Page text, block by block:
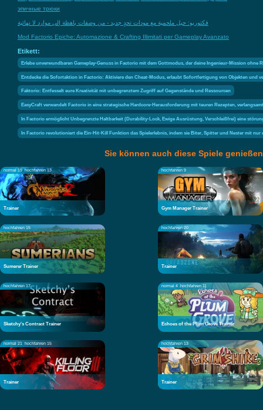
эпичные трюки
فكتوريو: حيل ملحمية مع مودات تحدٍ جديد - من وصفات باهظة إلى موارد لا نهائية
Mod Factorio Epiche: Automazione & Crafting Illimitati per Gameplay Avanzato
Etikett:
Erlebe unverwundbaren Gameplay-Genuss in Factorio mit dem Gottmodus, der deine Ingenieur-Mission ohne
Entdecke die Sofortaktion in Factorio: Aktiviere den Cheat-Modus, erlaubt Sofortfertigung von Objekten und
Faktorio: Entfesselt eure Kreativität mit unbegrenztem Zugriff auf Gegenstände und Ressourcen
EasyCraft verwandelt Factorio in eine strategische Hardcore-Herausforderung mit teuren Rezepten,
In Factorio ermöglicht Unbegrenzte Haltbarkeit (Durability-Lock, Ewige Ausrüstung, Verschleißfrei) eine
In Factorio revolutioniert die Ein-Hit-Kill Funktion das Spielerlebnis, indem sie Biter, Spitter und Nester mit
Sie können auch diese Spiele genießen
normal 19 hochfahren 13
Trainer
hochfahren 9
Gym Manager Trainer
hochfahren 15
Sumerer Trainer
hochfahren 20
Trainer
hochfahren 17
Sketchy's Contract Trainer
normal 4 hochfahren 11
Echoes of the Plum Grove Trainer
normal 21 hochfahren 15
Trainer
hochfahren 13
Trainer